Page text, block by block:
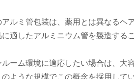
ルミ管包装は、薬用とは異なる
に適したアルミニウム管を製造する
ーム環境に適応したい場合は、
ような規模でこの概念を採用し